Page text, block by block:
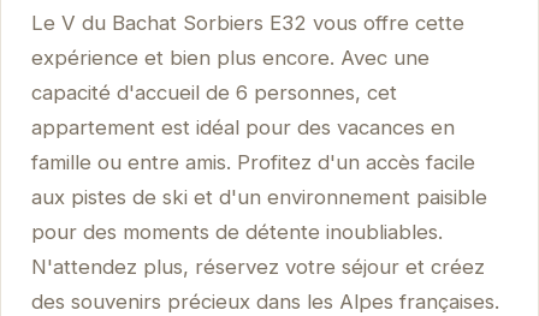
Le V du Bachat Sorbiers E32 vous offre cette
expérience et bien plus encore. Avec une
capacité d'accueil de 6 personnes, cet
appartement est idéal pour des vacances en
famille ou entre amis. Profitez d'un accès facile
aux pistes de ski et d'un environnement paisible
pour des moments de détente inoubliables.
N'attendez plus, réservez votre séjour et créez
des souvenirs précieux dans les Alpes françaises.